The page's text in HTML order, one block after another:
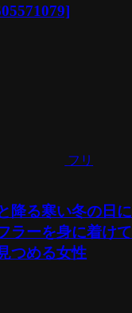
フリ
降る寒い冬の日に
ラーを身に着けて
つめる女性